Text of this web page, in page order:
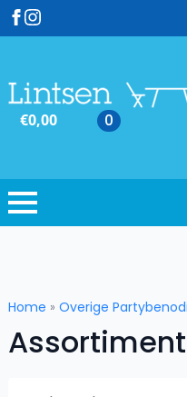
€0,00 0
Home » Overige